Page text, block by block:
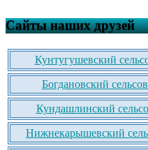
Сайты наших друзей
Кунтугушевский
Богдановский
Кундашлинский
Нижнекарышевский